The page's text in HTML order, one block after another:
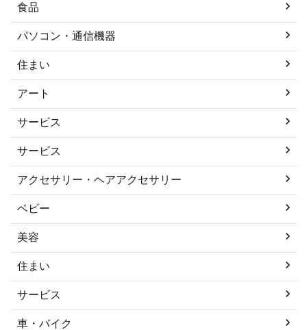
食品
パソコン・通信機器
住まい
アート
サービス
サービス
アクセサリー・ヘアアクセサリー
ベビー
美容
住まい
サービス
車・バイク